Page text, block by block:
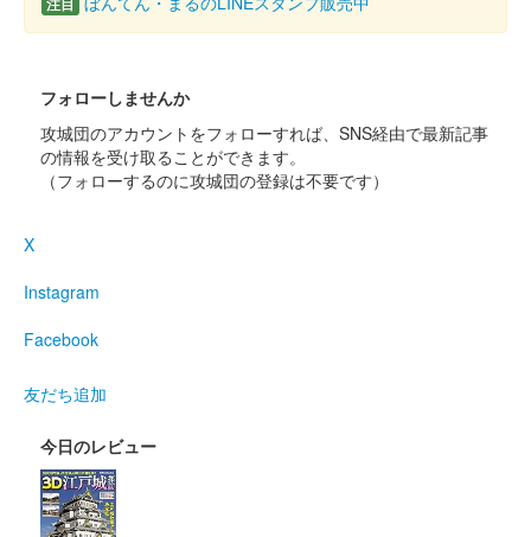
丸岡城 御城印
販売終了
丸岡城 御城印
販売終了
丸岡城 御城印
販売終了
注目
フォローしませんか
攻城団のアカウントをフォローすれば、SNS経由で最新記事
の情報を受け取ることができます。
（フォローするのに攻城団の登録は不要です）
X
Instagram
Facebook
友だち追加
今日のレビュー